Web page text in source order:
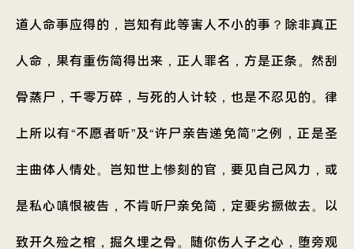
道人命事应得的，岂知有此等害人不小的事？除非真正
人命，果有重伤简得出来，正人罪名，方是正条。然刮
骨蒸尸，千零万碎，与死的人计较，也是不忍见的。律
上所以有“不愿者听”及“许尸亲告递免简”之例，正是圣
主曲体人情处。岂知世上惨刻的官，要见自己风力，或
是私心嗔恨被告，不肯听尸亲免简，定要劣撅做去。以
致开久殓之棺，掘久埋之骨。随你伤人子之心，堕旁观